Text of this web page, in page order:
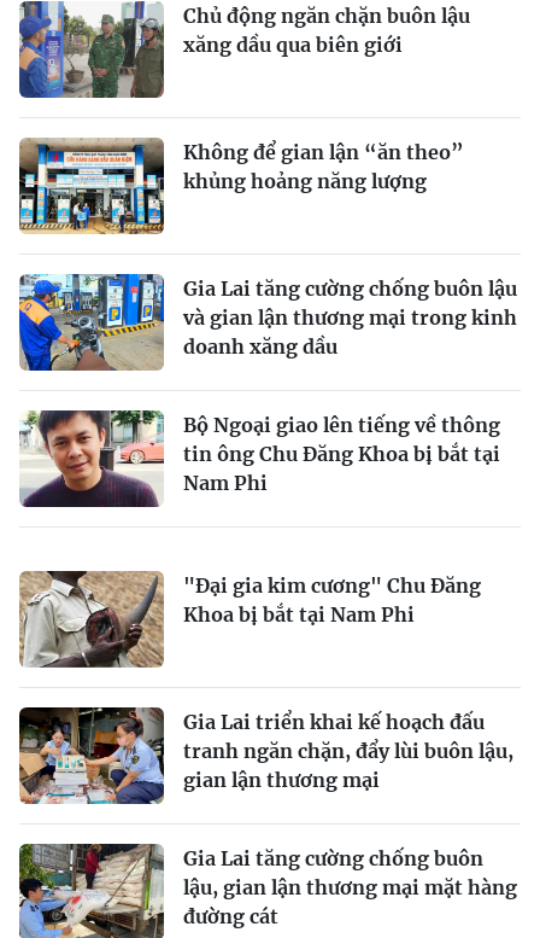
Chủ động ngăn chặn buôn lậu
xăng dầu qua biên giới
Không để gian lận “ăn theo”
khủng hoảng năng lượng
Gia Lai tăng cường chống buôn lậu
và gian lận thương mại trong kinh
doanh xăng dầu
Bộ Ngoại giao lên tiếng về thông
tin ông Chu Đăng Khoa bị bắt tại
Nam Phi
"Đại gia kim cương" Chu Đăng
Khoa bị bắt tại Nam Phi
Gia Lai triển khai kế hoạch đấu
tranh ngăn chặn, đẩy lùi buôn lậu,
gian lận thương mại
Gia Lai tăng cường chống buôn
lậu, gian lận thương mại mặt hàng
đường cát